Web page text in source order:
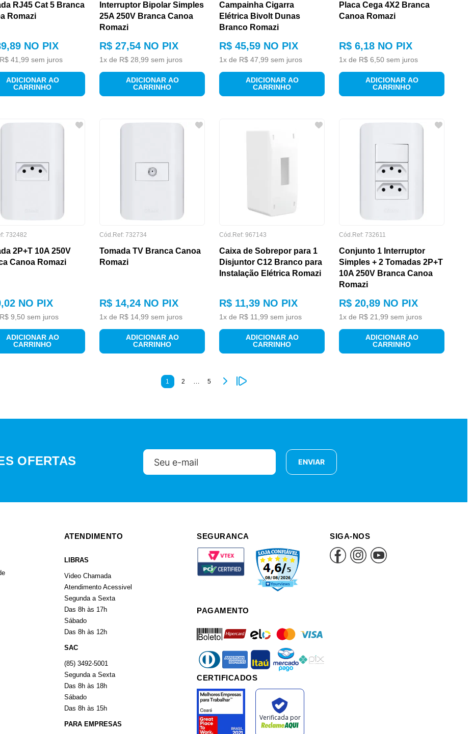
RJ45 Cat 5 Branca
Romazi
,89 NO PIX
R$ 41 99 sem juros
ADICIONAR AO
CARRINHO
Interruptor Bipolar Simples
25A 250V Branca Canoa
Romazi
R$ 27,54 NO PIX
1x de R$ 28 99 sem juros
ADICIONAR AO
CARRINHO
Campainha Cigarra
Elétrica Bivolt Dunas
Branco Romazi
R$ 45,59 NO PIX
1x de R$ 47 99 sem juros
ADICIONAR AO
CARRINHO
Placa Cega 4X2 Branca
Canoa Romazi
R$ 6,18 NO PIX
1x de R$ 6 50 sem juros
ADICIONAR AO
CARRINHO
732482
2P+T 10A 250V
Canoa Romazi
,02 NO PIX
R$ 9 50 sem juros
ADICIONAR AO
CARRINHO
Cód.Ref: 732734
Tomada TV Branca Canoa
Romazi
R$ 14,24 NO PIX
1x de R$ 14 99 sem juros
ADICIONAR AO
CARRINHO
Cód.Ref: 967143
Caixa de Sobrepor para 1
Disjuntor C12 Branco para
Instalação Elétrica Romazi
R$ 11,39 NO PIX
1x de R$ 11 99 sem juros
ADICIONAR AO
CARRINHO
Cód.Ref: 732611
Conjunto 1 Interruptor
Simples + 2 Tomadas 2P+T
10A 250V Branca Canoa
Romazi
R$ 20,89 NO PIX
1x de R$ 21 99 sem juros
ADICIONAR AO
CARRINHO
1 2 … 5
OFERTAS ENVIAR
ATENDIMENTO
LIBRAS
Video Chamada
Atendimento Acessivel
Segunda a Sexta
Das 8h às 17h
Sábado
Das 8h às 12h
SAC
(85) 3492-5001
Segunda a Sexta
Das 8h às 18h
Sábado
Das 8h às 15h
PARA EMPRESAS
SEGURANCA
PAGAMENTO
boleto mastercard
diners american itau mercadopago
CERTIFICADOS
SIGA-NOS